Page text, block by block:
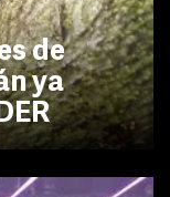
de
ya